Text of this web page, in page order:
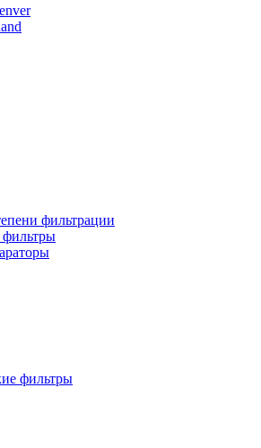
фильтрации
фильтры